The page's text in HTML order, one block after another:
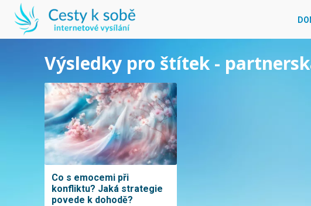
Výsledky pro štítek -
Co s emocemi při
konfliktu? Jaká strategie
povede k dohodě?